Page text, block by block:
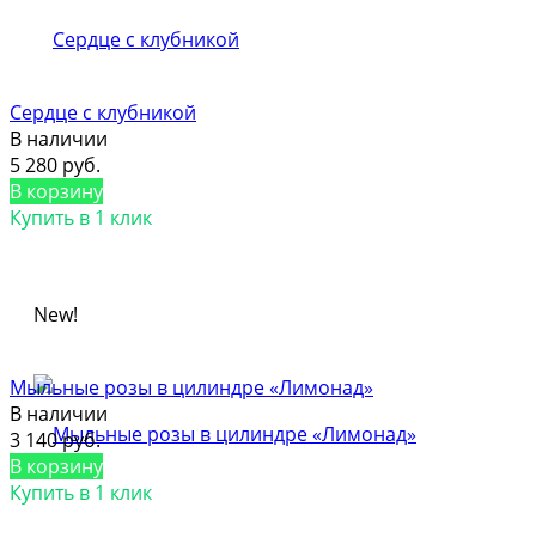
Сердце с клубникой
В наличии
5 280 руб.
В корзину
Купить в 1 клик
New!
Мыльные розы в цилиндре «Лимонад»
В наличии
3 140 руб.
В корзину
Купить в 1 клик